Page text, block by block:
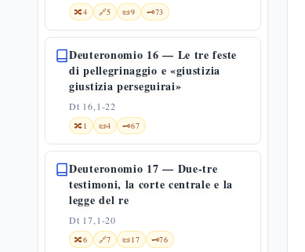
🔀4 🔗5 📜9 🗝️73
Deuteronomio 16 — Le tre feste
di pellegrinaggio e «giustizia
giustizia perseguirai»
Dt 16,1-22
🔀1 📜4 🗝️67
Deuteronomio 17 — Due-tre
testimoni, la corte centrale e la
legge del re
Dt 17,1-20
🔀6 🔗7 📜17 🗝️76